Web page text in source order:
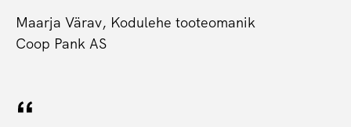
Maarja Värav, Kodulehe tooteomanik
Coop Pank AS